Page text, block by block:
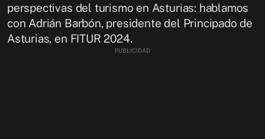
perspectivas del turismo en Asturias: hablamos
con Adrián Barbón, presidente del Principado de
Asturias, en FITUR 2024.